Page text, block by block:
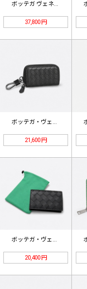
ボッテガ ヴェネタ Serena イ…
37,800 円
21,600 円
ボッテガ・ヴェネタ イントレチャート…
20,400 円